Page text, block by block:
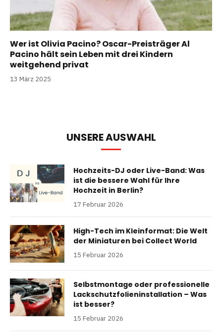
Wer ist Olivia Pacino? Oscar-Preisträger Al
Pacino hält sein Leben mit drei Kindern
weitgehend privat
13 März 2025
UNSERE AUSWAHL
Hochzeits-DJ oder Live-Band: Was
ist die bessere Wahl für Ihre
Hochzeit in Berlin?
17 Februar 2026
High-Tech im Kleinformat: Die Welt
der Miniaturen bei Collect World
15 Februar 2026
Selbstmontage oder professionelle
Lackschutzfolieninstallation – Was
ist besser?
15 Februar 2026